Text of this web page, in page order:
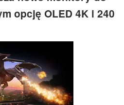
opcję OLED 4K i 240